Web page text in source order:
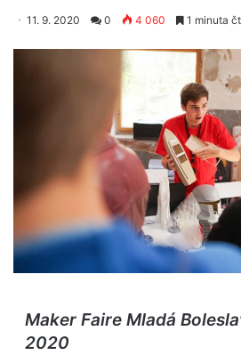
11. 9. 2020 0 4 060 1 minuta
Maker Faire Mladá
2020